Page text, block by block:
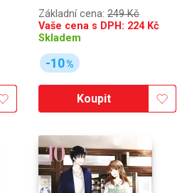
Základní cena: 249 Kč
Vaše cena s DPH: 224Kč
Skladem
-10%
Koupit